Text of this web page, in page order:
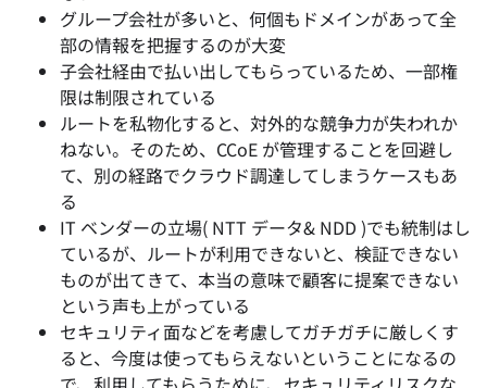
グループ会社が多いと、何個もドメインがあって全
部の情報を把握するのが大変
子会社経由で払い出してもらっているため、一部権
限は制限されている
ルートを私物化すると、対外的な競争力が失われか
ねない。そのため、CCoE が管理することを回避し
て、別の経路でクラウド調達してしまうケースもあ
る
IT ベンダーの立場( NTT データ& NDD )でも統制はし
ているが、ルートが利用できないと、検証できない
ものが出てきて、本当の意味で顧客に提案できない
という声も上がっている
セキュリティ面などを考慮してガチガチに厳しくす
ると、今度は使ってもらえないということになるの